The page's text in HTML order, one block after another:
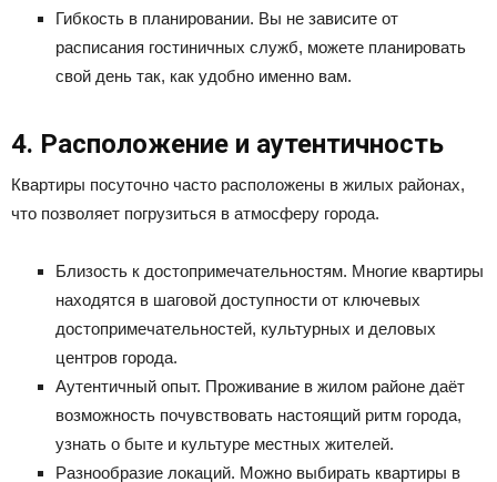
Гибкость в планировании. Вы не зависите от
расписания гостиничных служб, можете планировать
свой день так, как удобно именно вам.
4. Расположение и аутентичность
Квартиры посуточно часто расположены в жилых районах,
что позволяет погрузиться в атмосферу города.
Близость к достопримечательностям. Многие квартиры
находятся в шаговой доступности от ключевых
достопримечательностей, культурных и деловых
центров города.
Аутентичный опыт. Проживание в жилом районе даёт
возможность почувствовать настоящий ритм города,
узнать о быте и культуре местных жителей.
Разнообразие локаций. Можно выбирать квартиры в